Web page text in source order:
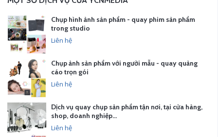
Chụp hình ảnh sản phẩm - quay phim sản phẩm
trong studio
Liên hệ
Chụp ảnh sản phẩm với người mẫu - quay quảng
cáo trọn gói
Liên hệ
Dịch vụ quay chụp sản phẩm tận nơi, tại cửa hàng,
shop, doanh nghiệp…
Liên hệ